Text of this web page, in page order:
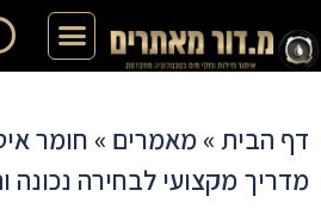
דף הבית » מאמרים » חומר
מדריך מקצועי לבחירה נכונה